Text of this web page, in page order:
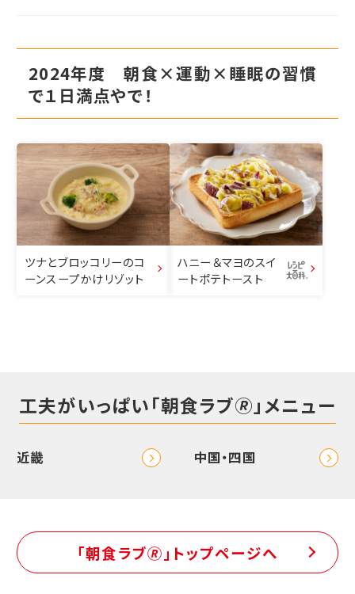
2024年度 朝食×運動×睡眠の習慣
で１日満点やで！
ツナとブロッコリーのコ
ーンスープかけリゾット
ハニー＆マヨのスイ
ートポテトースト
工夫がいっぱい「朝食ラブ🄬」メニュー
近畿 中国・四国
「朝食ラブ🄬」トップページへ